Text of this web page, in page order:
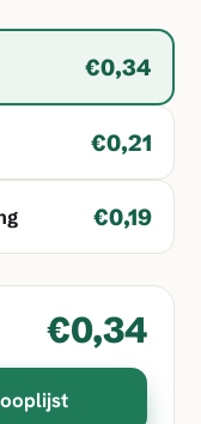
€0,34
€0,21
€0,19
€0,34